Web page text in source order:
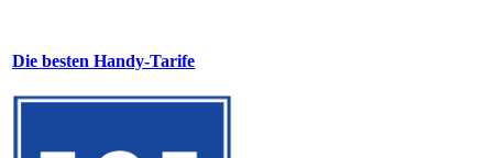
Die besten Handy-Tarife